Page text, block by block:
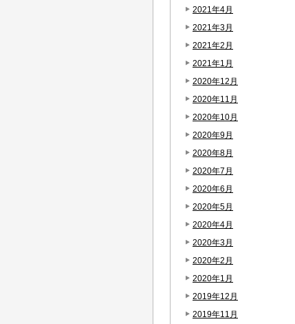
2021年4月
2021年3月
2021年2月
2021年1月
2020年12月
2020年11月
2020年10月
2020年9月
2020年8月
2020年7月
2020年6月
2020年5月
2020年4月
2020年3月
2020年2月
2020年1月
2019年12月
2019年11月